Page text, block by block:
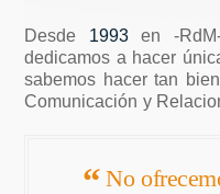
Desde 1993en -RdM-
dedicamos a hacer
sabemos hacer tan
Comunicación y
No